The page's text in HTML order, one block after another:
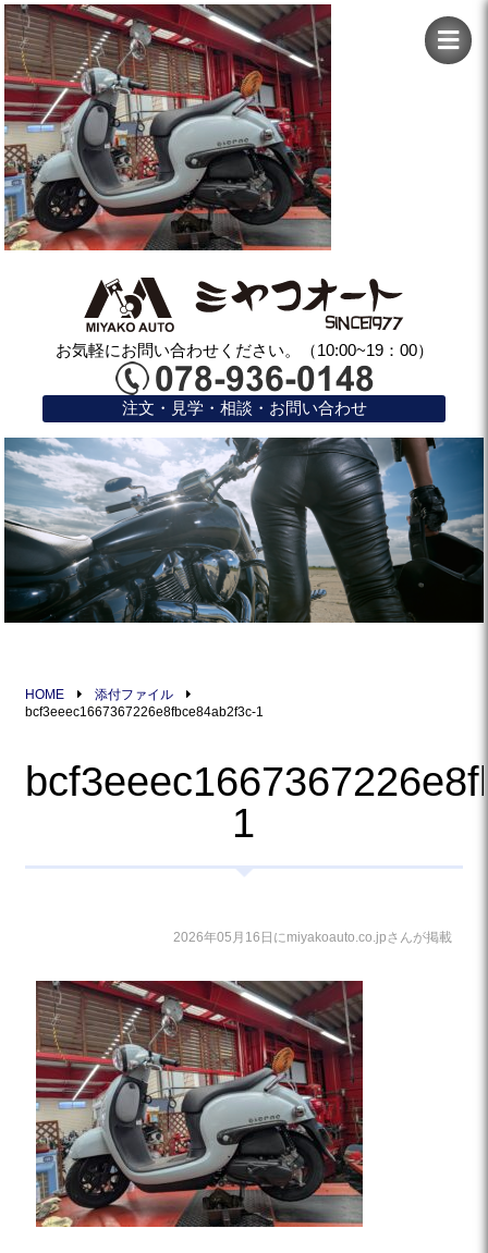
お気軽にお問い合わせください。（10:00~19：00）
注文・見学・相談・お問い合わせ
HOME
添付ファイル
bcf3eeec1667367226e8fbce84ab2f3c-1
1
2026年05月16日にmiyakoauto.co.jpさんが掲載